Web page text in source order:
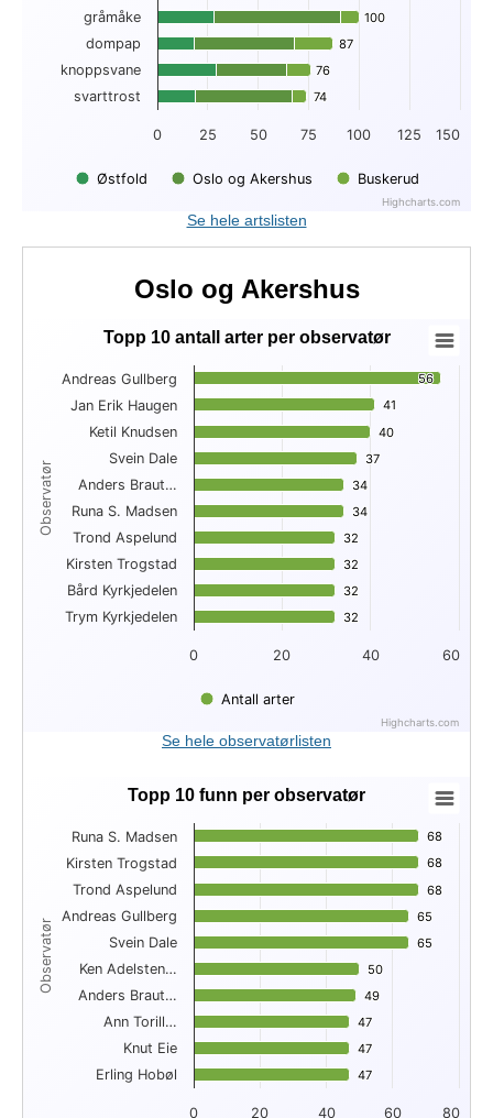
100
100
87
87
76
76
74
74
Østfold Oslo og Akershus Buskerud
0 25 50 75 100 125 150
gråmåke
dompap
knoppsvane
svarttrost
Highcharts.com
End of interactive chart.Se hele artslisten
Oslo og Akershus
Topp 10 antall arter per observatør
Bar chart with 10 bars.
View as data table, Topp 10 antall arter per observatør
The chart has 1 X axis displaying Observatør.
The chart has 1 Y axis displaying . Data ranges from 32 to
Observatør
Topp 10 antall arter per observatør
56
56
41
41
40
40
37
37
34
34
34
34
32
32
32
32
32
32
32
32
Antall arter
0 20 40 60
Andreas Gullberg
Jan Erik Haugen
Ketil Knudsen
Svein Dale
Anders Braut…
Runa S. Madsen
Trond Aspelund
Kirsten Trogstad
Bård Kyrkjedelen
Trym Kyrkjedelen
Highcharts.com
End of interactive chart.Se hele observatørlisten
Topp 10 funn per observatør
Bar chart with 10 bars.
View as data table, Topp 10 funn per observatør
The chart has 1 X axis displaying Observatør.
The chart has 1 Y axis displaying . Data ranges from 47 to
Observatør
Topp 10 funn per observatør
68
68
68
68
68
68
65
65
65
65
50
50
49
49
47
47
47
47
47
47
0 20 40 60 80
Runa S. Madsen
Kirsten Trogstad
Trond Aspelund
Andreas Gullberg
Svein Dale
Ken Adelsten…
Anders Braut…
Ann Torill…
Knut Eie
Erling Hobøl